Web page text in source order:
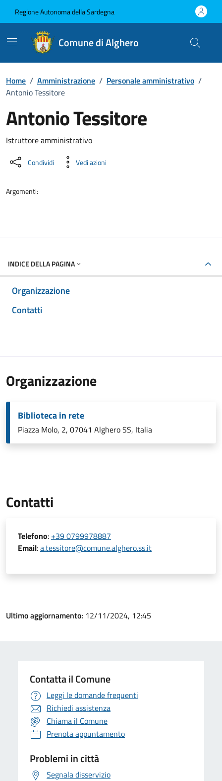
Regione Autonoma della Sardegna
Comune di Alghero
Home / Amministrazione / Personale amministrativo /
Antonio Tessitore
Antonio Tessitore
Dettaglio della persona
Istruttore amministrativo
Condividi Vedi azioni
Argomenti:
INDICE DELLA PAGINA
Organizzazione
Contatti
Organizzazione
Biblioteca in rete
Piazza Molo, 2, 07041 Alghero SS, Italia
Contatti
Telefono: +39 0799978887
Email:a.tessitore@comune.alghero.ss.it
Ultimo aggiornamento: 12/11/2024, 12:45
Contatta il Comune
Leggi le domande frequenti
Richiedi assistenza
Chiama il Comune
Prenota appuntamento
Problemi in città
Segnala disservizio